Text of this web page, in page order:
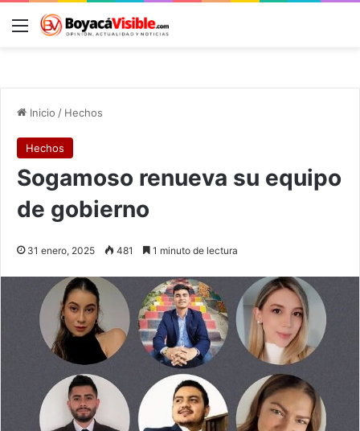
Menú
Inicio / Hechos
Hechos
Sogamoso renueva su equipo
de gobierno
31 enero, 2025 481 1 minuto de lectura